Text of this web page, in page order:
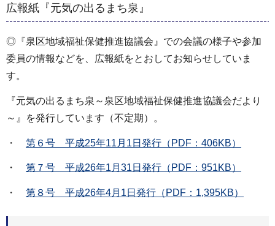
広報紙『元気の出るまち泉』
◎『泉区地域福祉保健推進協議会』での会議の様子や参加
委員の情報などを、広報紙をとおしてお知らせしていま
す。
『元気の出るまち泉～泉区地域福祉保健推進協議会だより
～』を発行しています（不定期）。
・ 第６号 平成25年11月1日発行（PDF：406KB）
・ 第７号 平成26年1月31日発行（PDF：951KB）
・ 第８号 平成26年4月1日発行（PDF：1,395KB）